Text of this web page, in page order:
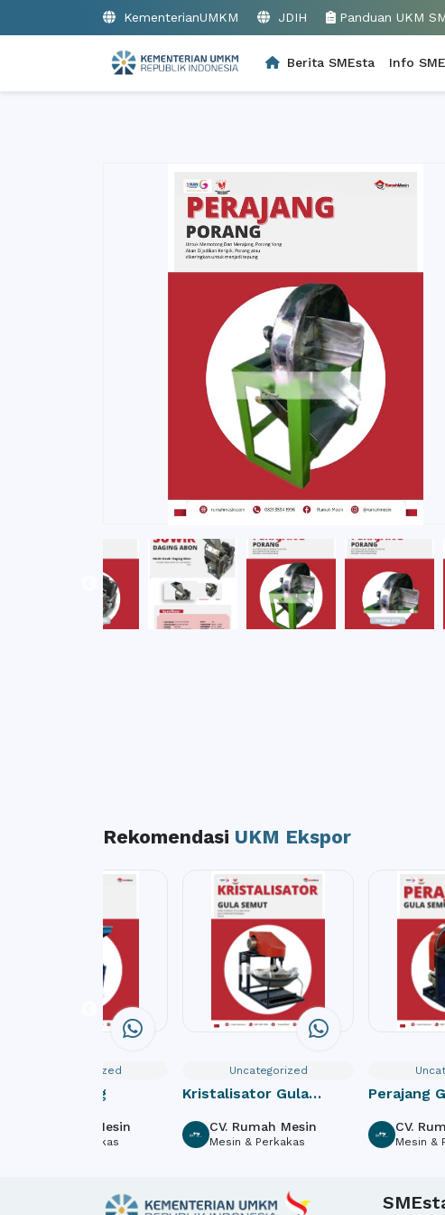
KementerianUMKM JDIH Panduan UKM
Berita SMEsta Info
Rekomendasi UKM Ekspor
Uncategorized
Arang
CV. Rumah Mesin
Mesin & Perkakas
Uncategorized
Kristalisator Gula
CV. Rumah Mesin
Mesin & Perkakas
Perajang
CV.
Mesin &